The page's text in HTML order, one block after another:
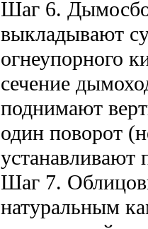
Шаг 6.
выкладывают
огнеупорного
сечение
поднимают
один поворот
устанавливают
Шаг 7.
натуральным